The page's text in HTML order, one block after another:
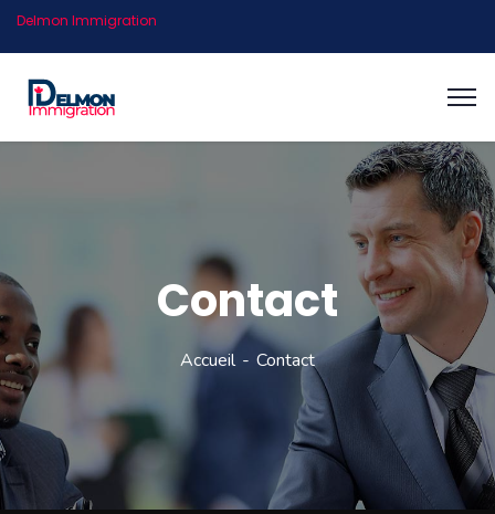
Delmon Immigration
Contact
Accueil Contact